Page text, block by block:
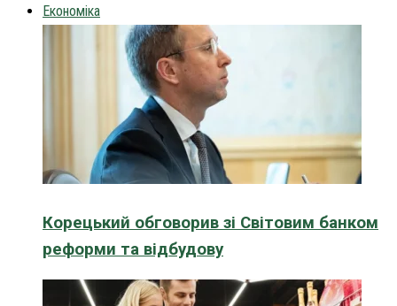
Економіка
Корецький обговорив зі Світовим банком
реформи та відбудову